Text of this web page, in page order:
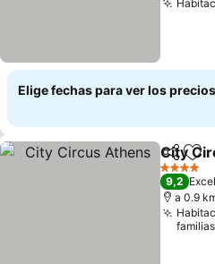
Elige fechas para ver los
City
4 Estrellas
9,2
a 0.9
familias